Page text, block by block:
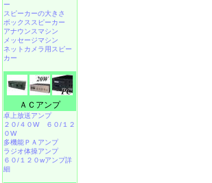
ー
スピーカーの大きさ
ボックススピーカー
アナウンスマシン
メッセージマシン
ネットカメラ用スピー
カー
ＡＣアンプ
卓上放送アンプ
２０/４０W
６０/１２
０W
多機能ＰＡアンプ
ラジオ体操アンプ
６０/１２０wアンプ詳
細